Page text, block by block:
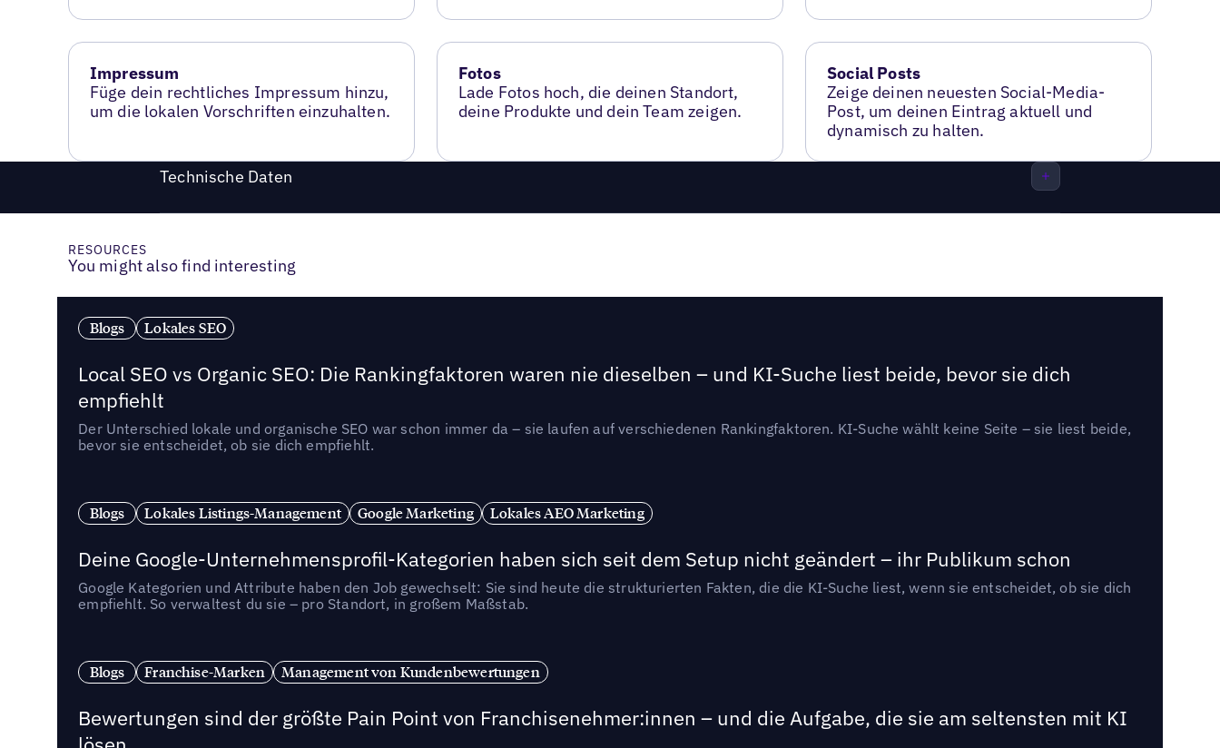
Impressum
Füge dein rechtliches Impressum hinzu,
um die lokalen Vorschriften einzuhalten.
Fotos
Lade Fotos hoch, die deinen Standort,
deine Produkte und dein Team zeigen.
Social Posts
Zeige deinen neuesten Social-Media-
Post, um deinen Eintrag aktuell und
dynamisch zu halten.
Technische Daten
RESOURCES
You might also find interesting
Blogs Lokales SEO
Local SEO vs Organic SEO: Die Rankingfaktoren waren nie dieselben – und KI-Suche liest beide, bevor sie dich
empfiehlt
Der Unterschied lokale und organische SEO war schon immer da – sie laufen auf verschiedenen Rankingfaktoren. KI-Suche wählt keine Seite – sie liest beide,
bevor sie entscheidet, ob sie dich empfiehlt.
Blogs Lokales Listings-Management Google Marketing Lokales AEO Marketing
Deine Google-Unternehmensprofil-Kategorien haben sich seit dem Setup nicht geändert – ihr Publikum schon
Google Kategorien und Attribute haben den Job gewechselt: Sie sind heute die strukturierten Fakten, die die KI-Suche liest, wenn sie entscheidet, ob sie dich
empfiehlt. So verwaltest du sie – pro Standort, in großem Maßstab.
Blogs Franchise-Marken Management von Kundenbewertungen
Bewertungen sind der größte Pain Point von Franchisenehmer:innen – und die Aufgabe, die sie am seltensten mit KI